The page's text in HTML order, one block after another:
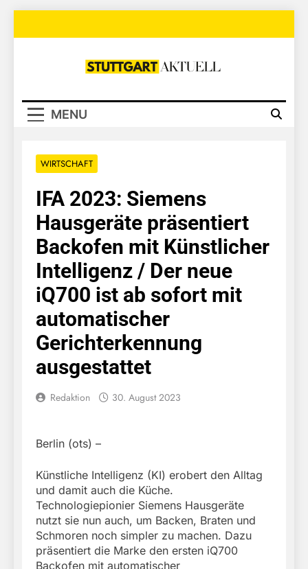
Stuttgart
MENU
WIRTSCHAFT
IFA 2023: Siemens
Hausgeräte präsentiert
Backofen mit Künstlicher
Intelligenz / Der neue
iQ700 ist ab sofort mit
automatischer
Gerichterkennung
ausgestattet
Redaktion 30. August 2023
Berlin (ots) –
Künstliche Intelligenz (KI) erobert den Alltag
und damit auch die Küche.
Technologiepionier Siemens Hausgeräte
nutzt sie nun auch, um Backen, Braten und
Schmoren noch simpler zu machen. Dazu
präsentiert die Marke den ersten iQ700
Backofen mit automatischer